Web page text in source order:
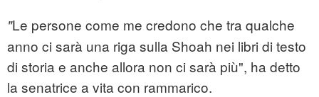
"Le persone come me credono che tra qualche
anno ci sarà una riga sulla Shoah nei libri di testo
di storia e anche allora non ci sarà più", ha detto
la senatrice a vita con rammarico.